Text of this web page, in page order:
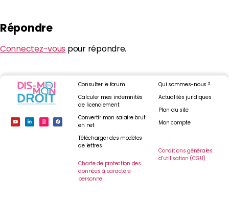
Répondre
Connectez-vous pour répondre.
Consulter le forum
Calculer mes indemnités
de licenciement
Convertir mon salaire brut
en net
Télécharger des modèles
de lettres
Charte de protection des
données à caractère
personnel
Qui sommes-nous ?
Actualités juridiques
Plan du site
Mon compte
Conditions générales
d’utilisation (CGU)